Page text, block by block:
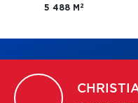
5 488 M 2